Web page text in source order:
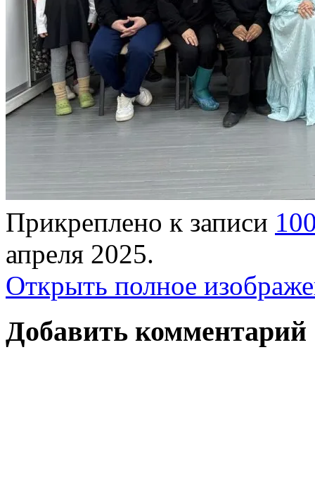
Прикреплено к записи
апреля 2025.
Открыть полное
Добавить комментарий